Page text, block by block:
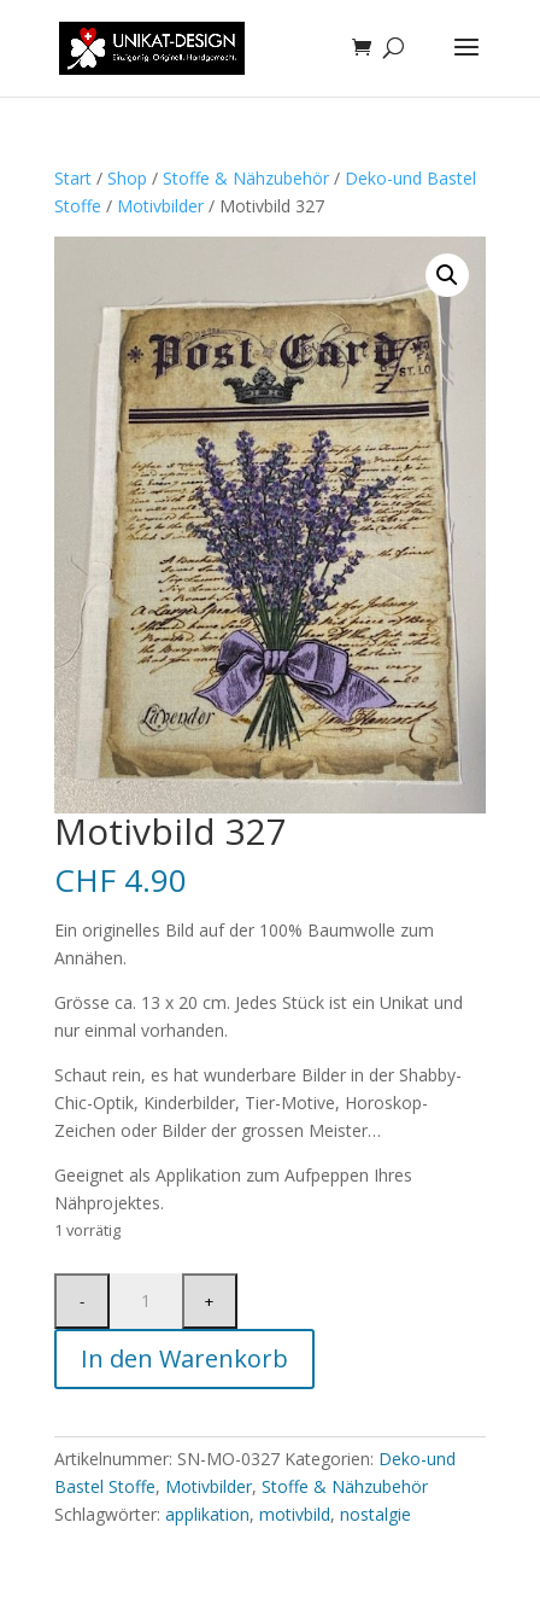
Start/ Shop / Stoffe & Nähzubehör/ Deko-und Bastel
Stoffe / Motivbilder/ Motivbild 327
Motivbild 327
CHF4.90
Ein originelles Bild auf der 100% Baumwolle zum
Annähen.
Grösse ca. 13 x 20 cm. Jedes Stück ist ein Unikat und
nur einmal vorhanden.
Schaut rein, es hat wunderbare Bilder in der Shabby-
Chic-Optik, Kinderbilder, Tier-Motive, Horoskop-
Zeichen oder Bilder der grossen Meister…
Geeignet als Applikation zum Aufpeppen Ihres
Nähprojektes.
1 vorrätig
In den Warenkorb
Artikelnummer: SN-MO-0327 Kategorien: Deko-und
Bastel Stoffe, Motivbilder, Stoffe & Nähzubehör
Schlagwörter: applikation, motivbild, nostalgie